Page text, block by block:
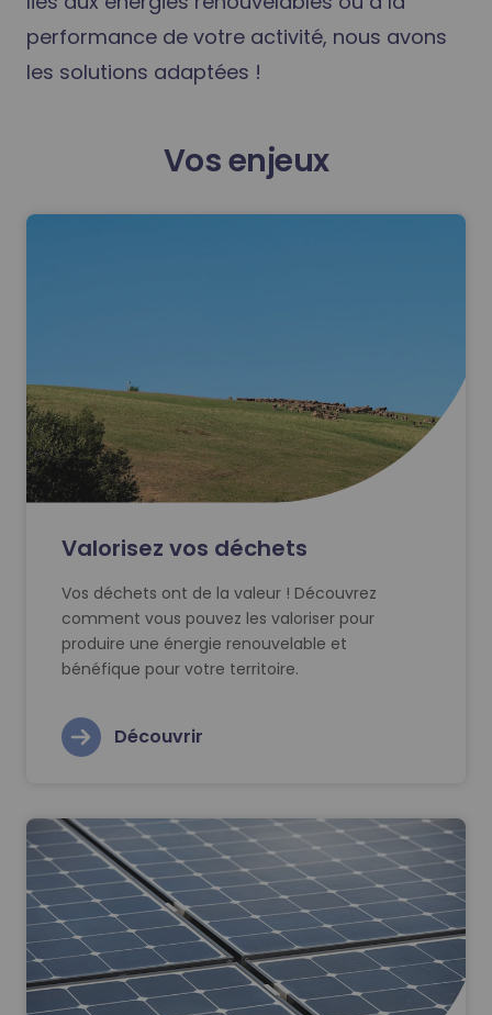
performance de votre activité, nous avons
les solutions adaptées !
Vos enjeux
Valorisez vos déchets
Vos déchets ont de la valeur ! Découvrez
comment vous pouvez les valoriser pour
produire une énergie renouvelable et
bénéfique pour votre territoire.
Découvrir